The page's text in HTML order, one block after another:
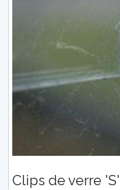
Clips de verre 'S'